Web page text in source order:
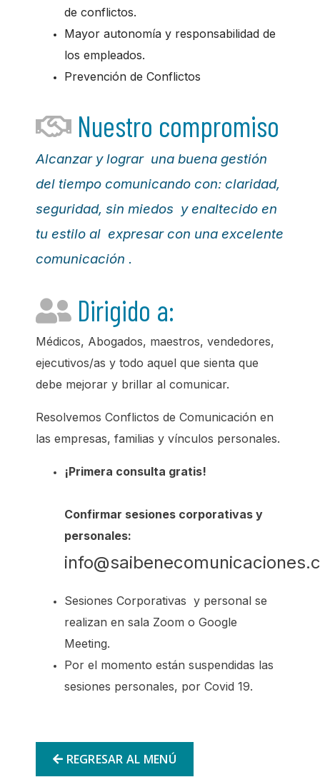
de conflictos.
Mayor autonomía y responsabilidad de
los empleados.
Prevención de Conflictos
Nuestro compromiso
Alcanzar y lograr una buena gestión
del tiempo comunicando con: claridad,
seguridad, sin miedos y enaltecido en
tu estilo al expresar con una excelente
comunicación .
Dirigido a:
Médicos, Abogados, maestros, vendedores,
ejecutivos/as y todo aquel que sienta que
debe mejorar y brillar al comunicar.
Resolvemos Conflictos de Comunicación en
las empresas, familias y vínculos personales.
¡Primera consulta gratis!
Confirmar sesiones corporativas y
personales:
Sesiones Corporativas y personal se
realizan en sala Zoom o Google
Meeting.
Por el momento están suspendidas las
sesiones personales, por Covid 19.
REGRESAR AL MENÚ